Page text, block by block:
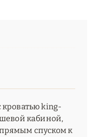
кроватью king-
кабиной,
спуском к